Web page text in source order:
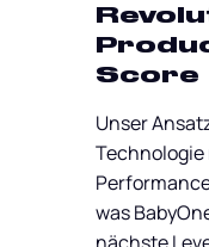
Score
Unser
was